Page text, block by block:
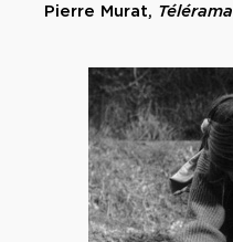
Pierre Murat, Télérama